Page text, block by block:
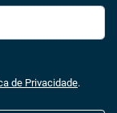
de Privacidade.